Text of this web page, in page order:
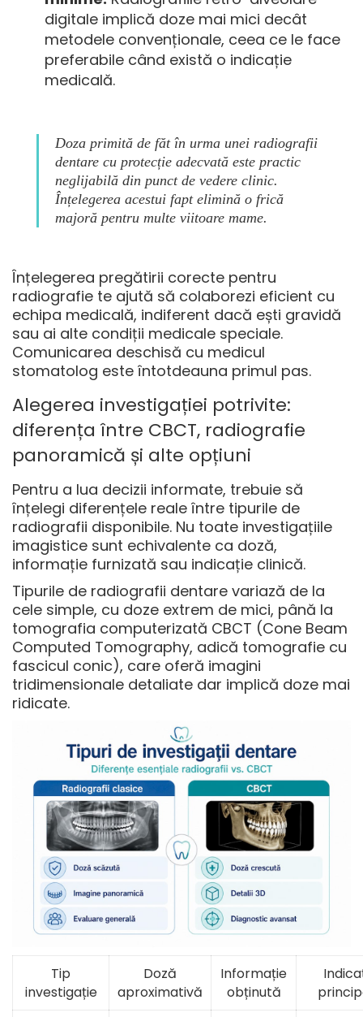
digitale implică doze mai mici decât
metodele convenționale, ceea ce le face
preferabile când există o indicație
medicală.
Doza primită de făt în urma unei radiografii
dentare cu protecție adecvată este practic
neglijabilă din punct de vedere clinic.
Înțelegerea acestui fapt elimină o frică
majoră pentru multe viitoare mame.
Înțelegerea pregătirii corecte pentru
radiografie te ajută să colaborezi eficient cu
echipa medicală, indiferent dacă ești gravidă
sau ai alte condiții medicale speciale.
Comunicarea deschisă cu medicul
stomatolog este întotdeauna primul pas.
Alegerea investigației potrivite:
diferența între CBCT, radiografie
panoramică și alte opțiuni
Pentru a lua decizii informate, trebuie să
înțelegi diferențele reale între tipurile de
radiografii disponibile. Nu toate investigațiile
imagistice sunt echivalente ca doză,
informație furnizată sau indicație clinică.
Tipurile de radiografii dentare variază de la
cele simple, cu doze extrem de mici, până la
tomografia computerizată CBCT (Cone Beam
Computed Tomography, adică tomografie cu
fascicul conic), care oferă imagini
tridimensionale detaliate dar implică doze mai
ridicate.
Tip
investigație
Doză
aproximativă
Informație
obținută